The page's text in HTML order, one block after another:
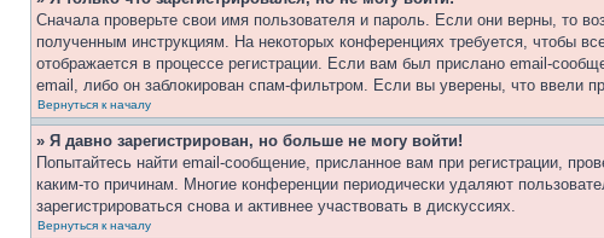
Сначала проверьте свои имя пользователя и пароль. Если они верны, то
полученным инструкциям. На некоторых конференциях требуется, чтобы
отображается в процессе регистрации. Если вам был прислано email-
email, либо он заблокирован спам-фильтром. Если вы уверены, что ввели
Вернуться к началу
» Я давно зарегистрирован, но больше не могу войти!
Попытайтесь найти email-сообщение, присланное вам при регистрации,
каким-то причинам. Многие конференции периодически удаляют
зарегистрироваться снова и активнее участвовать в дискуссиях.
Вернуться к началу